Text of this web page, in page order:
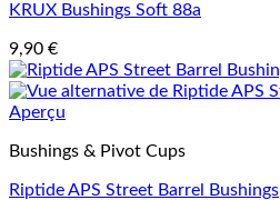
KRUX Bushings Soft 88a
9,90 €
Aperçu
Bushings & Pivot Cups
Riptide APS Street Barrel Bushings